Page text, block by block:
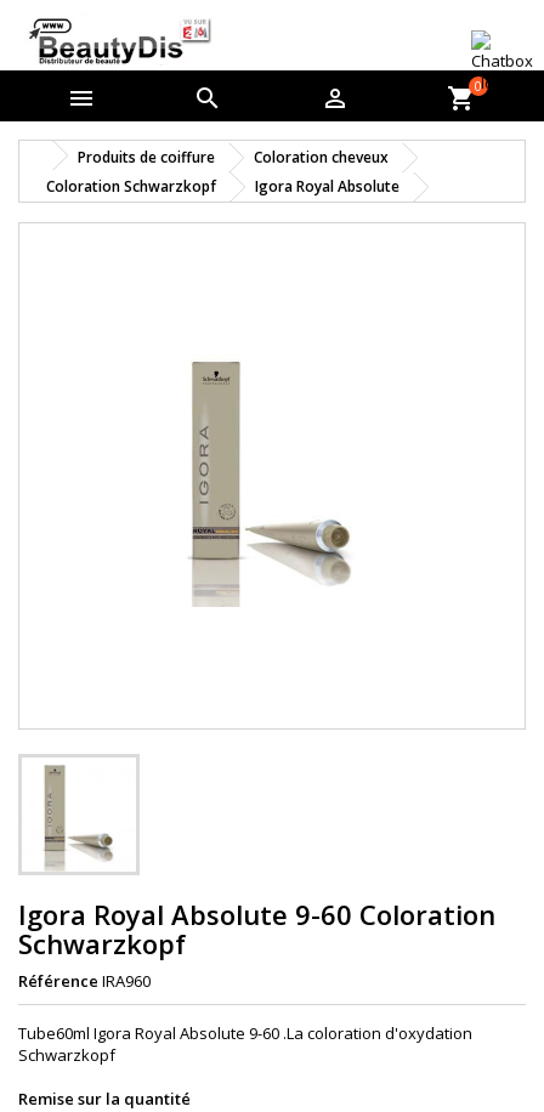
   shopping_cart0
Produits de coiffure
Coloration cheveux
Coloration Schwarzkopf
Igora Royal Absolute
Igora Royal Absolute 9-60 Coloration
Schwarzkopf
Référence IRA960
Tube60ml Igora Royal Absolute 9-60 .La coloration d'oxydation
Schwarzkopf
Remise sur la quantité